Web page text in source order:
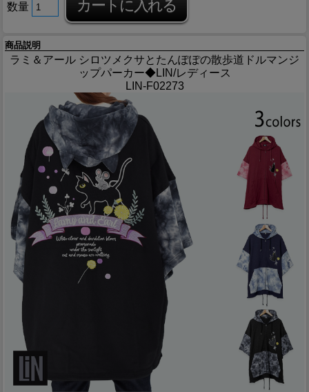
数量
商品説明
ラミ＆アール シロツメクサとたんぽぽの散歩道ドルマンジ
ップパーカー◆LIN/レディース
LIN-F02273